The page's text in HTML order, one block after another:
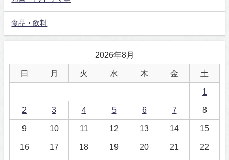
食品・飲料
2026年8月
日 月 火 水 木 金 土
1
2 3 4 5 6 7 8
9 10 11 12 13 14 15
16 17 18 19 20 21 22